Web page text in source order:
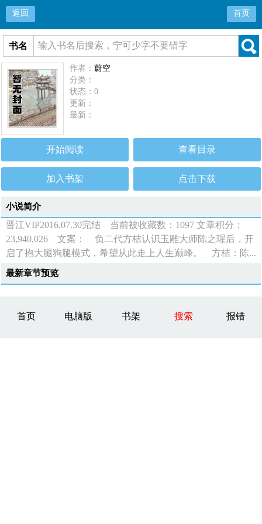
返回 首页
书名
作者：蔚空
分类：
状态：0
更新：
最新：
开始阅读 查看目录
加入书架 点击下载
小说简介
晋江VIP2016.07.30完结 当前被收藏数：1097 文章积分：
23,940,026 文案： 负二代方桔认识玉雕大师陈之瑆后，开
启了抱大腿狗腿模式，希望从此走上人生巅峰。 方桔：陈...
最新章节预览
首页 电脑版 书架 搜索 报错